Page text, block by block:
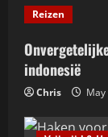
5
Reizen
indonesië
Chris